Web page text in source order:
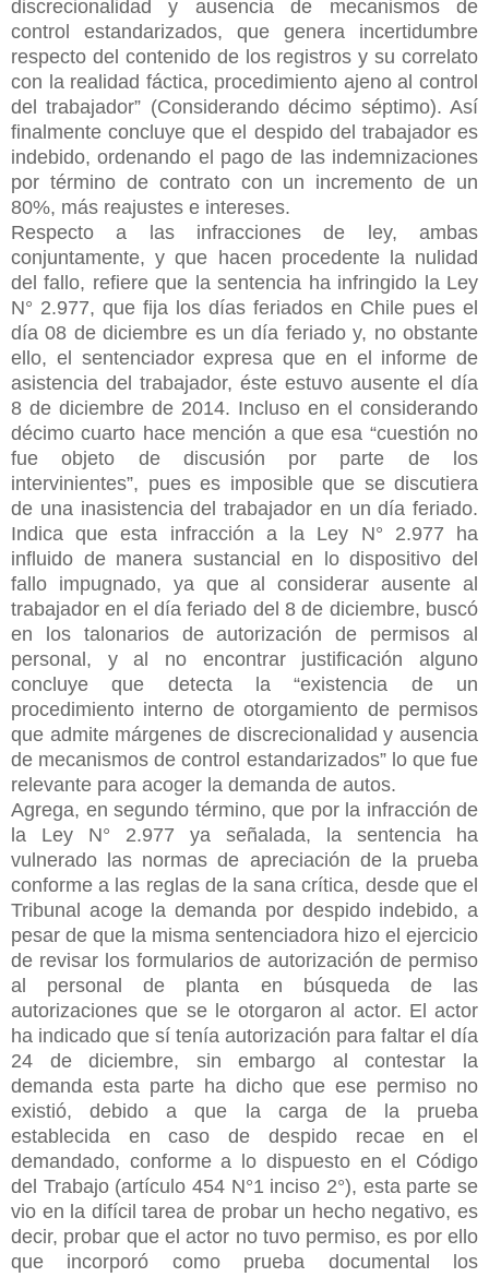
discrecionalidad y ausencia de mecanismos de
control estandarizados, que genera incertidumbre
respecto del contenido de los registros y su correlato
con la realidad fáctica, procedimiento ajeno al control
del trabajador” (Considerando décimo séptimo). Así
finalmente concluye que el despido del trabajador es
indebido, ordenando el pago de las indemnizaciones
por término de contrato con un incremento de un
80%, más reajustes e intereses.
Respecto a las infracciones de ley, ambas
conjuntamente, y que hacen procedente la nulidad
del fallo, refiere que la sentencia ha infringido la Ley
N° 2.977, que fija los días feriados en Chile pues el
día 08 de diciembre es un día feriado y, no obstante
ello, el sentenciador expresa que en el informe de
asistencia del trabajador, éste estuvo ausente el día
8 de diciembre de 2014. Incluso en el considerando
décimo cuarto hace mención a que esa “cuestión no
fue objeto de discusión por parte de los
intervinientes”, pues es imposible que se discutiera
de una inasistencia del trabajador en un día feriado.
Indica que esta infracción a la Ley N° 2.977 ha
influido de manera sustancial en lo dispositivo del
fallo impugnado, ya que al considerar ausente al
trabajador en el día feriado del 8 de diciembre, buscó
en los talonarios de autorización de permisos al
personal, y al no encontrar justificación alguno
concluye que detecta la “existencia de un
procedimiento interno de otorgamiento de permisos
que admite márgenes de discrecionalidad y ausencia
de mecanismos de control estandarizados” lo que fue
relevante para acoger la demanda de autos.
Agrega, en segundo término, que por la infracción de
la Ley N° 2.977 ya señalada, la sentencia ha
vulnerado las normas de apreciación de la prueba
conforme a las reglas de la sana crítica, desde que el
Tribunal acoge la demanda por despido indebido, a
pesar de que la misma sentenciadora hizo el ejercicio
de revisar los formularios de autorización de permiso
al personal de planta en búsqueda de las
autorizaciones que se le otorgaron al actor. El actor
ha indicado que sí tenía autorización para faltar el día
24 de diciembre, sin embargo al contestar la
demanda esta parte ha dicho que ese permiso no
existió, debido a que la carga de la prueba
establecida en caso de despido recae en el
demandado, conforme a lo dispuesto en el Código
del Trabajo (artículo 454 N°1 inciso 2°), esta parte se
vio en la difícil tarea de probar un hecho negativo, es
decir, probar que el actor no tuvo permiso, es por ello
que incorporó como prueba documental los